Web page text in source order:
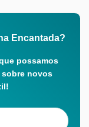
Encantada?
possamos
novos